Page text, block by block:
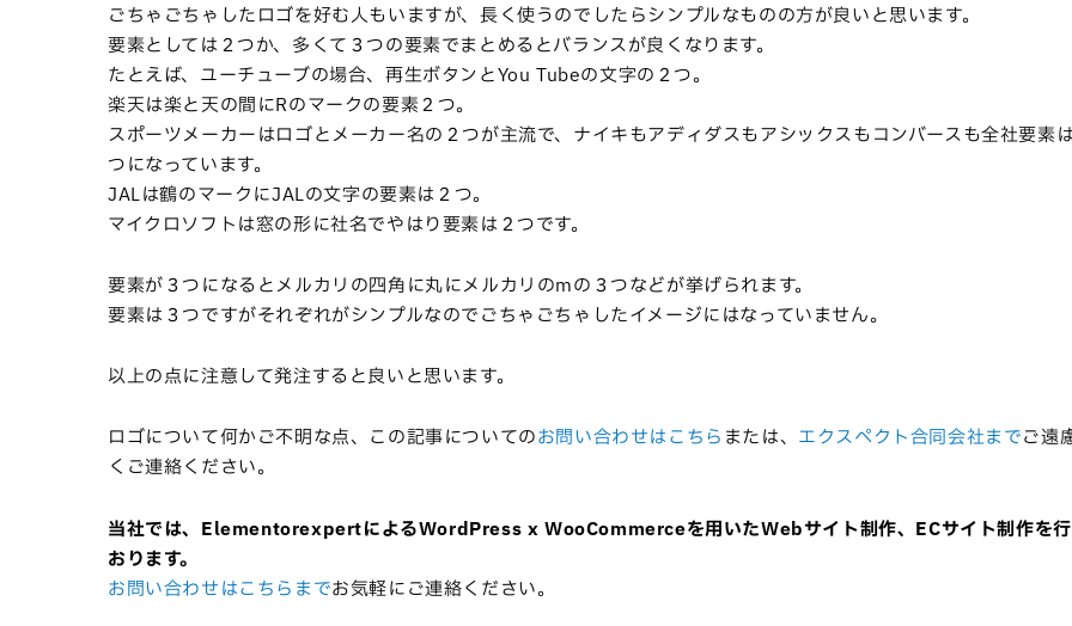
ごちゃごちゃしたロゴを好む人もいますが、長く使うのでしたらシンプルなものの方が良いと思います。
要素としては２つか、多くて３つの要素でまとめるとバランスが良くなります。
たとえば、ユーチューブの場合、再生ボタンとYou Tubeの文字の２つ。
楽天は楽と天の間にRのマークの要素２つ。
スポーツメーカーはロゴとメーカー名の２つが主流で、ナイキもアディダスもアシックスもコンバースも全社要素
つになっています。
JALは鶴のマークにJALの文字の要素は２つ。
マイクロソフトは窓の形に社名でやはり要素は２つです。
要素が３つになるとメルカリの四角に丸にメルカリのmの３つなどが挙げられます。
要素は３つですがそれぞれがシンプルなのでごちゃごちゃしたイメージにはなっていません。
以上の点に注意して発注すると良いと思います。
ロゴについて何かご不明な点、 この記事についてのお問い合わせはこちら または、 エクスペクト合同会社までご遠
くご連絡ください。
当社では、ElementorexpertによるWordPress x WooCommerceを用いたWebサイト制作、ECサイト制作を
おります。
お問い合わせはこちらまでお気軽にご連絡ください。